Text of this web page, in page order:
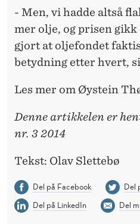
- Men, vi hadde altså
mer olje, og prisen gikk
gjort at oljefondet
betydning etter hvert,
Les mer om Øystein
Denne artikkelen er
nr. 3 2014
Tekst: Olav Slettebø
Del på Facebook
Del
Del på LinkedIn
Del